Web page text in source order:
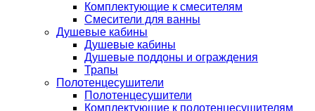
Комплектующие к смесителям
Смесители для ванны
Душевые кабины
Душевые кабины
Душевые поддоны и ограждения
Трапы
Полотенцесушители
Полотенцесушители
Комплектующие к полотенцесушителям